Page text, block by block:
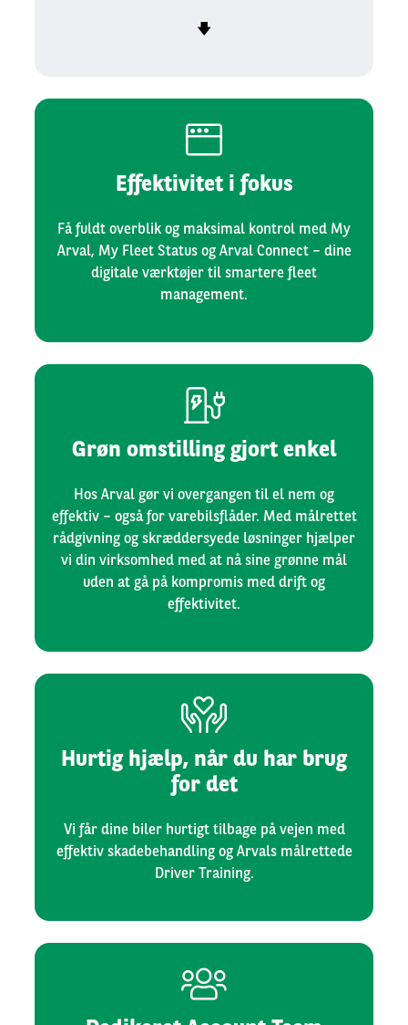
🡇
Effektivitet i fokus
Få fuldt overblik og maksimal kontrol med My
Arval, My Fleet Status og Arval Connect – dine
digitale værktøjer til smartere fleet
management.
Grøn omstilling gjort enkel
Hos Arval gør vi overgangen til el nem og
effektiv – også for varebilsflåder. Med målrettet
rådgivning og skræddersyede løsninger hjælper
vi din virksomhed med at nå sine grønne mål
uden at gå på kompromis med drift og
effektivitet.
Hurtig hjælp, når du har brug
for det
Vi får dine biler hurtigt tilbage på vejen med
effektiv skadebehandling og Arvals målrettede
Driver Training.